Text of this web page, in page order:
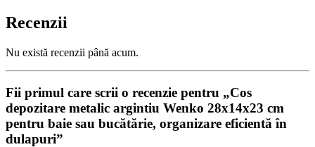
Recenzii
Nu există recenzii până acum.
Fii primul care scrii o recenzie pentru „Cos
depozitare metalic argintiu Wenko 28x14x23 cm
pentru baie sau bucătărie, organizare eficientă în
dulapuri”